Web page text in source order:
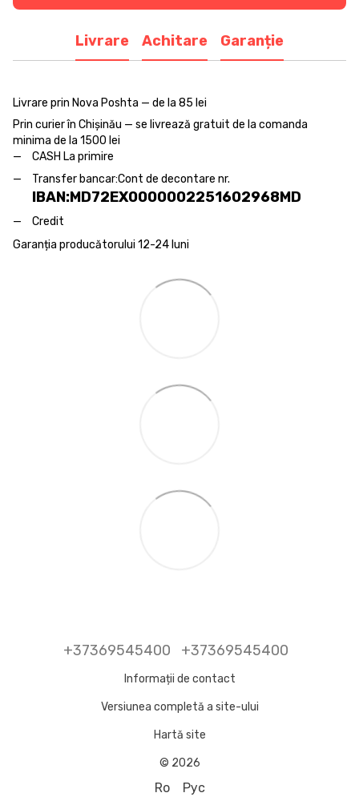
Livrare Achitare Garanție
Livrare prin Nova Poshta — de la 85 lei
Prin curier în Chișinău — se livrează gratuit de la comanda
minima de la 1500 lei
CASH La primire
Transfer bancar:Cont de decontare nr.
IBAN:MD72EX0000002251602968MD
Credit
Garanția producătorului 12-24 luni
+37369545400 +37369545400
Informații de contact
Versiunea completă a site-ului
Hartă site
© 2026
Ro Рус